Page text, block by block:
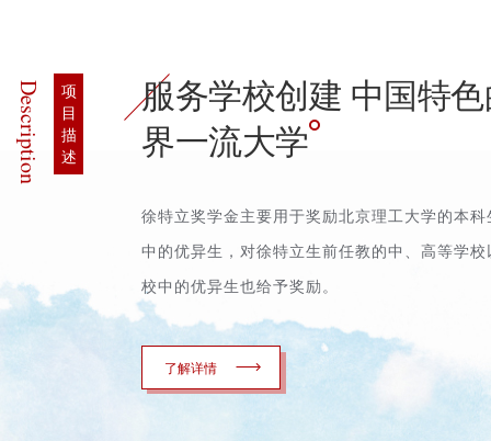
Description
项
目
描
述
服务学校创建 中国特
界一流大学
徐特立奖学金主要用于奖励北京理工大学的本
中的优异生，对徐特立生前任教的中、高等学
校中的优异生也给予奖励。
了解详情